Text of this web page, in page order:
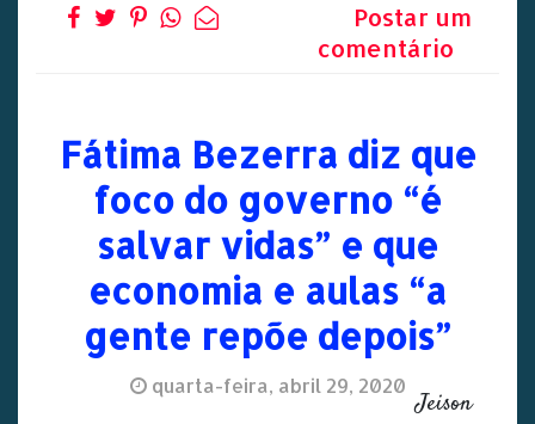
Postar um
comentário
Fátima Bezerra diz que
foco do governo “é
salvar vidas” e que
economia e aulas “a
gente repõe depois”
quarta-feira, abril 29, 2020
Jeison